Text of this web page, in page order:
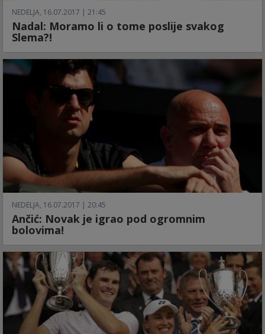
NEDELJA, 16.07.2017 | 21:45
Nadal: Moramo li o tome poslije svakog
Slema?!
NEDELJA, 16.07.2017 | 20:45
Ančić: Novak je igrao pod ogromnim
bolovima!